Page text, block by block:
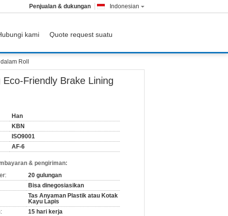
Indonesian
Penjualan & dukungan
kami Quote request suatu
Roll
Friendly Brake Lining
Han
KBN
ISO9001
AF-6
& pengiriman:
20 gulungan
Bisa dinegosiasikan
Tas Anyaman Plastik atau Kotak
Kayu Lapis
15 hari kerja